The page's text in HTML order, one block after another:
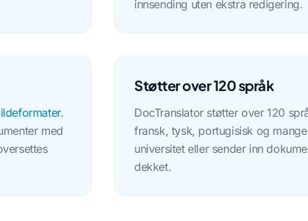
innsending uten ekstra redigering.
.
med
Støtter over 120 språk
DocTranslator støtter over 120
fransk, tysk, portugisisk og
universitet eller sender inn
dekket.